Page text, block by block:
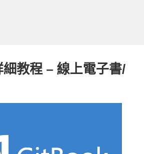
教程 – 線上電子書/